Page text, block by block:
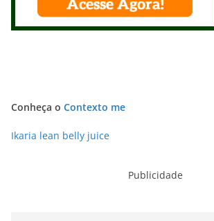
Conheça o Contexto me
Ikaria lean belly juice
Publicidade